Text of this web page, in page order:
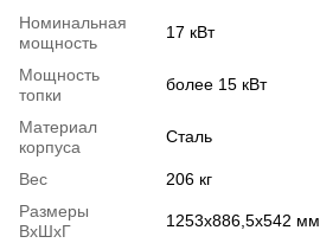
Номинальная
мощность
17 кВт
Мощность
топки
более 15 кВт
Материал
корпуса
Сталь
Вес
206 кг
Размеры
ВхШхГ
1253x886,5x542 мм